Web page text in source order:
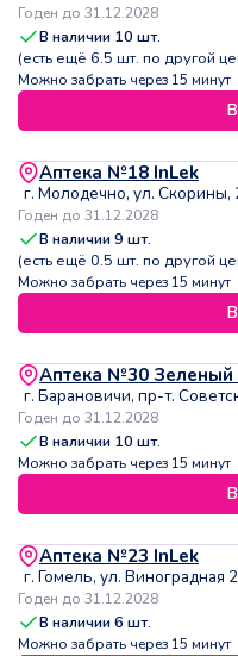
Годен до 31.12.2028
В наличии 10 шт.
(есть ещё 6.5 шт. по другой
Можно забрать через 15 минут
Аптека №18 InLek
г. Молодечно, ул. Скорины,
Годен до 31.12.2028
В наличии9 шт.
(есть ещё 0.5 шт. по другой
Можно забрать через 15 минут
Аптека №30 Зеленый
г. Барановичи, пр-т.
Годен до 31.12.2028
В наличии 10 шт.
Можно забрать через 15 минут
Аптека №23 InLek
г. Гомель, ул. Виноградная
Годен до 31.12.2028
В наличии6 шт.
Можно забрать через 15 минут